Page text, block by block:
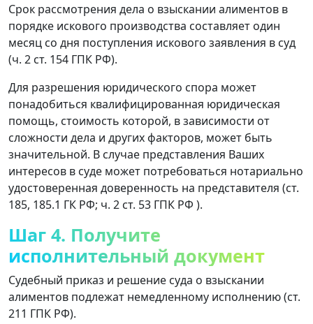
Срок рассмотрения дела о взыскании алиментов в
порядке искового производства составляет один
месяц со дня поступления искового заявления в суд
(ч. 2 ст. 154 ГПК РФ).
Для разрешения юридического спора может
понадобиться квалифицированная юридическая
помощь, стоимость которой, в зависимости от
сложности дела и других факторов, может быть
значительной. В случае представления Ваших
интересов в суде может потребоваться нотариально
удостоверенная доверенность на представителя (ст.
185, 185.1 ГК РФ; ч. 2 ст. 53 ГПК РФ ).
Шаг 4. Получите
исполнительный документ
Судебный приказ и решение суда о взыскании
алиментов подлежат немедленному исполнению (ст.
211 ГПК РФ).